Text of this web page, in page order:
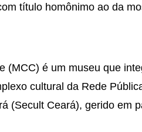
título homônimo ao da
(MCC) é um museu que
cultural da Rede
(Secult Ceará), gerido em